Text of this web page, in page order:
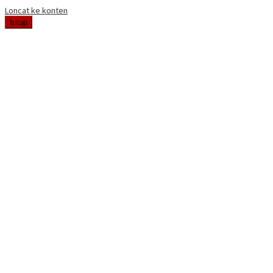
Loncat ke konten
tutup